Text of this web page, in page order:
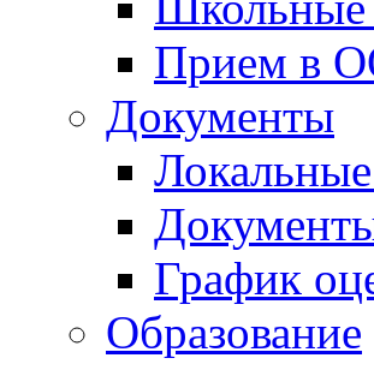
Прием в
Документы
График
Образование